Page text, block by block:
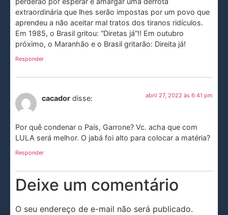
extraordinária que lhes serão impostas por um povo que
aprendeu a não aceitar mal tratos dos tiranos ridículos.
Em 1985, o Brasil gritou: “Diretas já”!! Em outubro
próximo, o Maranhão e o Brasil gritarão: Direita já!
Responder
cacador disse: abril 27, 2022 às 6:41 pm
Por quê condenar o País, Garrone? Vc. acha que com
LULA será melhor. O jabá foi alto para colocar a matéria?
Responder
Deixe um comentário
O seu endereço de e-mail não será publicado.